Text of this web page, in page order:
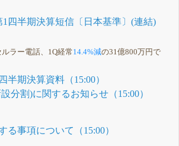
1四半期決算短信〔日本基準〕(連結)
ラー電話、1Q経常14.4%減の31億800万円で
半期決算資料（15:00）
分割)に関するお知らせ（15:00）
る事項について（15:00）